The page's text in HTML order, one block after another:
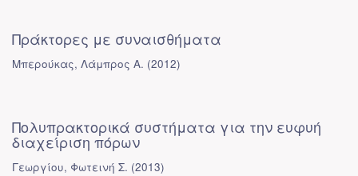
Πράκτορες με συναισθήματα
Μπερούκας, Λάμπρος Α. (2012)
Πολυπρακτορικά συστήματα για την ευφυή
διαχείριση πόρων
Γεωργίου, Φωτεινή Σ. (2013)